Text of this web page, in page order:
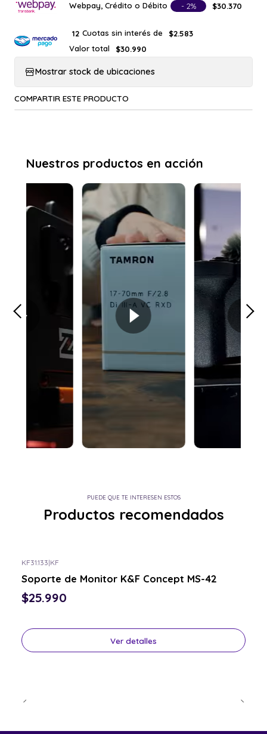
Webpay, Crédito o Débito - 2% $30.370
12 Cuotas sin interés de
$2.583
Valor total
$30.990
Mostrar stock de ubicaciones
COMPARTIR ESTE PRODUCTO
PUEDE QUE TE INTERESEN ESTOS
Productos recomendados
KF31.133|KF
Soporte de Monitor K&F Concept MS-42
$25.990
Ver detalles